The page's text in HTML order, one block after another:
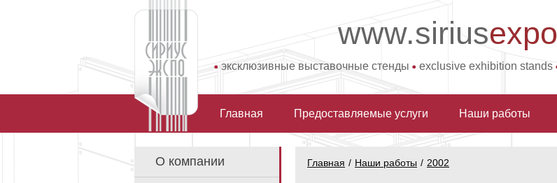
www.siriusexpo
эксклюзивные выставочные стенды exclusive exhibition stands
Главная Предоставляемые услуги Наши работы
О компании Главная / Наши работы / 2002